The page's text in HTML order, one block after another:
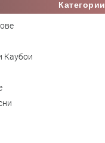
Категории
Каубои